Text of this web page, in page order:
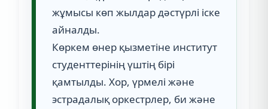
жұмысы көп жылдар дәстүрлі іске
айналды.
Көркем өнер қызметіне институт
студенттерінің үштің бірі
қамтылды. Хор, үрмелі және
эстрадалық оркестрлер, би және